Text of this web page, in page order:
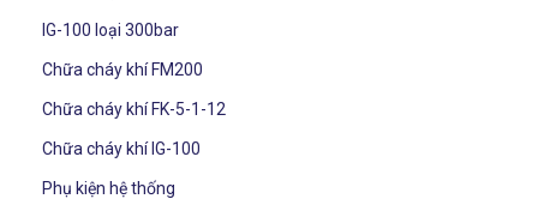
IG-100 loại 300bar
Chữa cháy khí FM200
Chữa cháy khí FK-5-1-12
Chữa cháy khí IG-100
Phụ kiện hệ thống